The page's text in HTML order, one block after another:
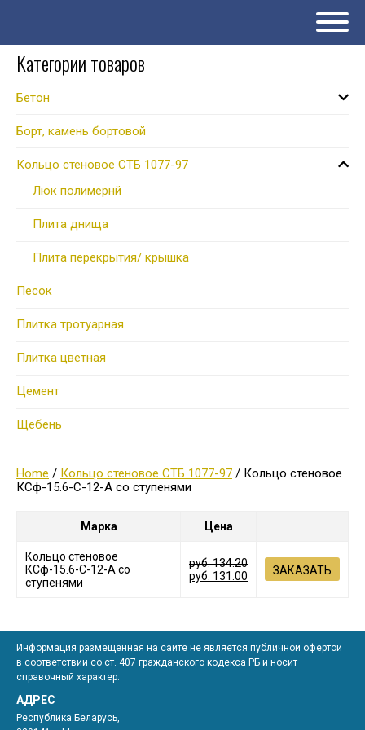
Home / Кольцо стеновое СТБ 1077-97 / Кольцо стеновое
КСф-15.6-С-12-А со ступенями
Марка Цена
Кольцо стеновое
КСф-15.6-С-12-А со
ступенями
руб.134.20
руб. 131.00 ЗАКАЗАТЬ
Категории товаров
Бетон
Борт, камень бортовой
Кольцо стеновое СТБ 1077-97
Люк полимернй
Плита днища
Плита перекрытия/ крышка
Песок
Плитка тротуарная
Плитка цветная
Цемент
Щебень
Информация размещенная на сайте не является публичной офертой
в соответствии со ст. 407 гражданского кодекса РБ и носит
справочный характер.
АДРЕС
Республика Беларусь,